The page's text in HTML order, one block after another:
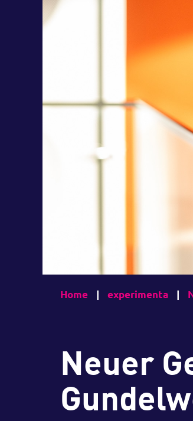
Home | experimenta |
Neuer